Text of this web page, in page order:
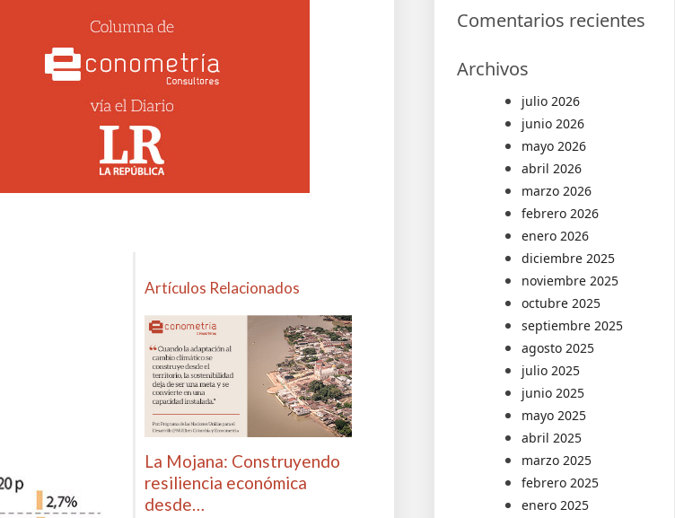
Artículos Relacionados
La Mojana: Construyendo
resiliencia económica
desde…
Comentarios recientes
Archivos
julio 2026
junio 2026
mayo 2026
abril 2026
marzo 2026
febrero 2026
enero 2026
diciembre 2025
noviembre 2025
octubre 2025
septiembre 2025
agosto 2025
julio 2025
junio 2025
mayo 2025
abril 2025
marzo 2025
febrero 2025
enero 2025